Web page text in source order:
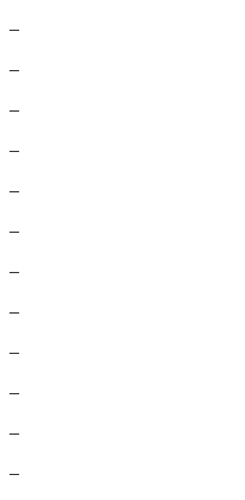
–
–
–
–
–
–
–
–
–
–
–
–